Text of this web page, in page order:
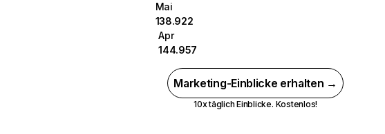
Mai
138.922
Apr
144.957
Marketing-Einblicke erhalten →
10x täglich Einblicke. Kostenlos!